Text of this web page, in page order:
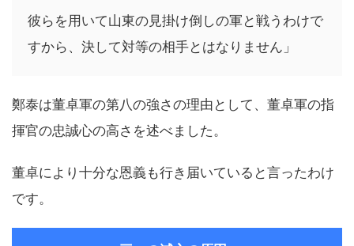
彼らを用いて山東の見掛け倒しの軍と戦うわけで
すから、決して対等の相手とはなりません」
鄭泰は董卓軍の第八の強さの理由として、董卓軍の指
揮官の忠誠心の高さを述べました。
董卓により十分な恩義も行き届いていると言ったわけ
です。